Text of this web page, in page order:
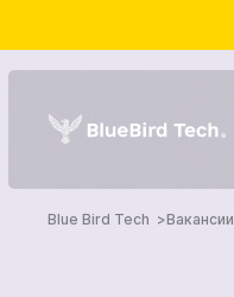
Blue Bird Tech Вакансии